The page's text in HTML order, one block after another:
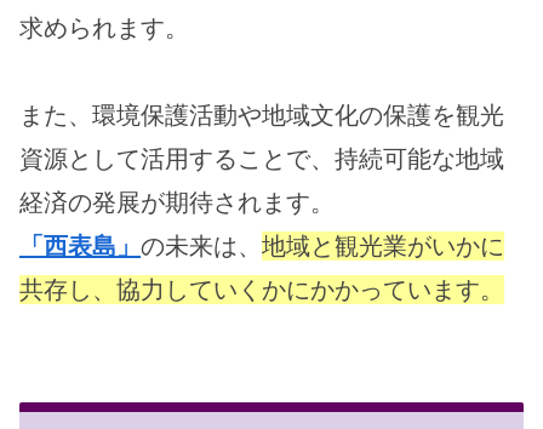
求められます。
また、環境保護活動や地域文化の保護を観光
資源として活用することで、持続可能な地域
経済の発展が期待されます。
「西表島」 の未来は、 地域と観光業がいかに
共存し、協力していくかにかかっています。